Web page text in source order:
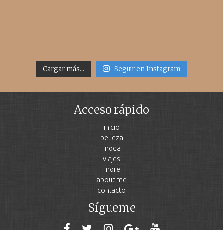
Cargar más... Seguir en Instagram
Acceso rápido
inicio
belleza
moda
viajes
more
about me
contacto
Sígueme